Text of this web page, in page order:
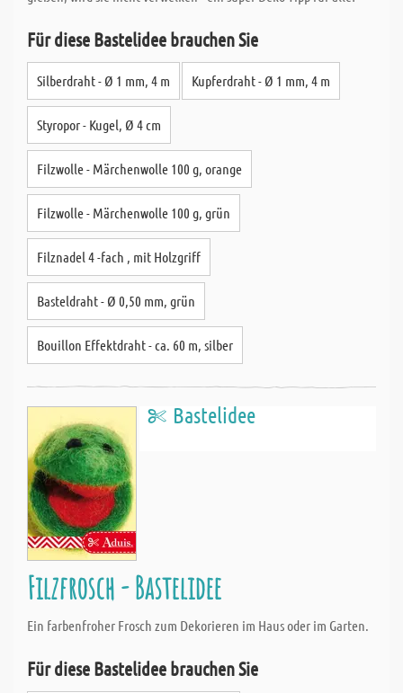
Für diese Bastelidee brauchen Sie
Silberdraht - Ø 1 mm, 4 m Kupferdraht - Ø 1 mm, 4 m
Styropor - Kugel, Ø 4 cm
Filzwolle - Märchenwolle 100 g, orange
Filzwolle - Märchenwolle 100 g, grün
Filznadel 4 -fach , mit Holzgriff
Basteldraht - Ø 0,50 mm, grün
Bouillon Effektdraht - ca. 60 m, silber
Bastelidee
Filzfrosch - Bastelidee
Ein farbenfroher Frosch zum Dekorieren im Haus oder im Garten.
Für diese Bastelidee brauchen Sie